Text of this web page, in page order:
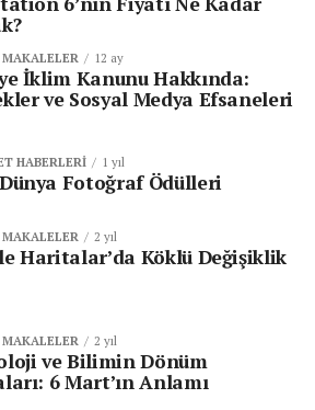
fazla bilgiye sahip olmasını
tartışmaları da getiriyor. Bu
bir şekilde kullanılması
olumlu bir katkı sağlaması
ve mahremiyet kaygıları,
gelecekte nasıl geliştireceği
bir rol oynayacak.
yakından takip ederek
devam edeceğiz.
12 ay
İklim Kanunu Hakkında:
ve Sosyal Medya Efsaneleri
HABERLERI 1 yıl
Fotoğraf Ödülleri
2 yıl
Haritalar’da Köklü Değişiklik
2 yıl
ve Bilimin Dönüm
6 Mart’ın Anlamı